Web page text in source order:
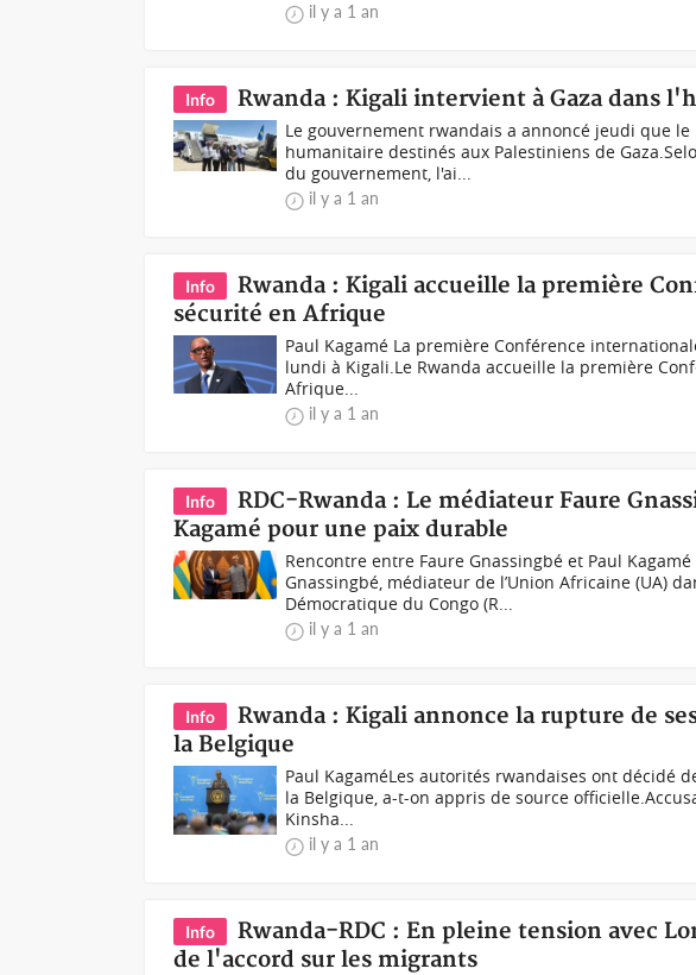
il y a 1 an
Info Rwanda : Kigali intervient à Gaza dans
Le gouvernement rwandais a annoncé jeudi que
humanitaire destinés aux Palestiniens de
du gouvernement, l'ai...
il y a 1 an
Info
Rwanda : Kigali accueille la première
sécurité en Afrique
Paul Kagamé La première Conférence
lundi à Kigali.Le Rwanda accueille la première
Afrique...
il y a 1 an
Info
RDC-Rwanda : Le médiateur Faure
Kagamé pour une paix durable
Rencontre entre Faure Gnassingbé et Paul
Gnassingbé, médiateur de l’Union Africaine (UA)
Démocratique du Congo (R...
il y a 1 an
Info
Rwanda : Kigali annonce la rupture de
la Belgique
Paul KagaméLes autorités rwandaises ont décidé
la Belgique, a-t-on appris de source
Kinsha...
il y a 1 an
Info
Rwanda-RDC : En pleine tension avec
de l'accord sur les migrants